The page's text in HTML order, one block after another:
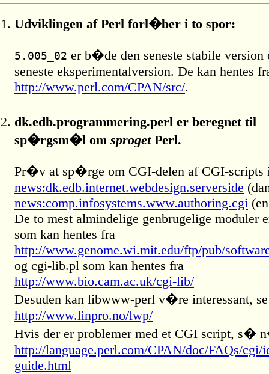
Udviklingen af Perl forl�ber i to spor:
5.005_02 er b�de den seneste stabile version
seneste eksperimentalversion. De kan hentes
http://www.perl.com/CPAN/src/.
dk.edb.programmering.perl er beregnet til
sp�rgsm�l om sprogetPerl.
Pr�v at sp�rge om CGI-delen af CGI-scripts
news:dk.edb.internet.webdesign.serverside
news:comp.infosystems.www.authoring.cgi
De to mest almindelige genbrugelige moduler
som kan hentes fra
http://www.genome.wi.mit.edu/ftp/pub/
og cgi-lib.pl som kan hentes fra
http://www.bio.cam.ac.uk/cgi-lib/
Desuden kan libwww-perl v�re interessant, se
http://www.linpro.no/lwp/
Hvis der er problemer med et CGI script,
http://language.perl.com/CPAN/doc/FAQs/cgi/
guide.html